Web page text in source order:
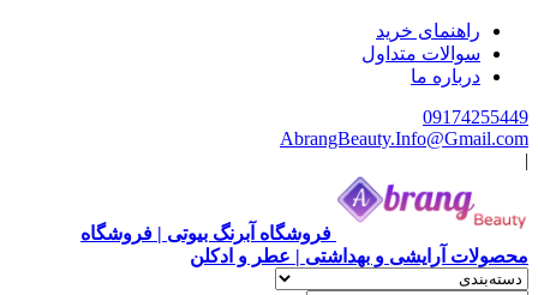
خرید
متداول
ما
فروشگاه آبرنگ بیوتی | فروشگاه
آرایشی و بهداشتی | عطر و ادکلن